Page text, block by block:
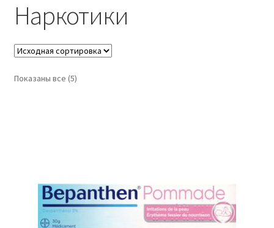
Заказать товары из Франции
Контакты
Корзина
Подтверждение заказа
Наркотики
Показаны все (5)